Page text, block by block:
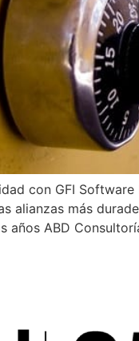
con GFI
alianzas más
años ABD